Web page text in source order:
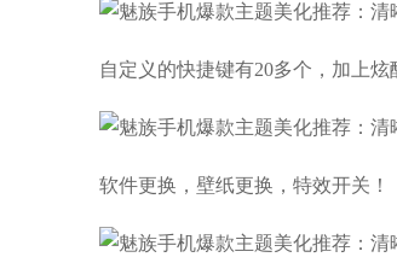
自定义的快捷键有20多个，加上炫
软件更换，壁纸更换，特效开关！